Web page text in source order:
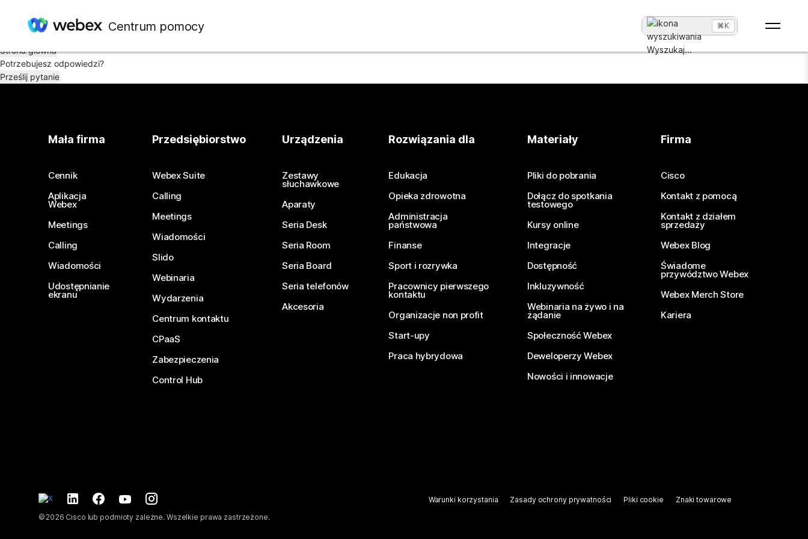
Centrum pomocy
Wyszukaj...
⌘K
Sprawdź na stronie głównej lub wyszukaj ponownie.
Strona główna
Potrzebujesz odpowiedzi?
Prześlij pytanie
Mała firma
Cennik
Aplikacja
Webex
Meetings
Calling
Wiadomości
Udostępnianie
ekranu
Przedsiębiorstwo
Webex Suite
Calling
Meetings
Wiadomości
Slido
Webinaria
Wydarzenia
Centrum kontaktu
CPaaS
Zabezpieczenia
Control Hub
Urządzenia
Zestawy
słuchawkowe
Aparaty
Seria Desk
Seria Room
Seria Board
Seria telefonów
Akcesoria
Rozwiązania dla
Edukacja
Opieka zdrowotna
Administracja
państwowa
Finanse
Sport i rozrywka
Pracownicy pierwszego
kontaktu
Organizacje non profit
Start-upy
Praca hybrydowa
Materiały
Pliki do pobrania
Dołącz do spotkania
testowego
Kursy online
Integracje
Dostępność
Inkluzywność
Webinaria na żywo i na
żądanie
Społeczność Webex
Deweloperzy Webex
Nowości i innowacje
Firma
Cisco
Kontakt z pomocą
Kontakt z działem
sprzedaży
Webex Blog
Świadome
przywództwo Webex
Webex Merch Store
Kariera
©2026 Cisco lub podmioty zależne. Wszelkie prawa zastrzeżone.
Warunki korzystania Zasady ochrony prywatności Pliki cookie Znaki towarowe